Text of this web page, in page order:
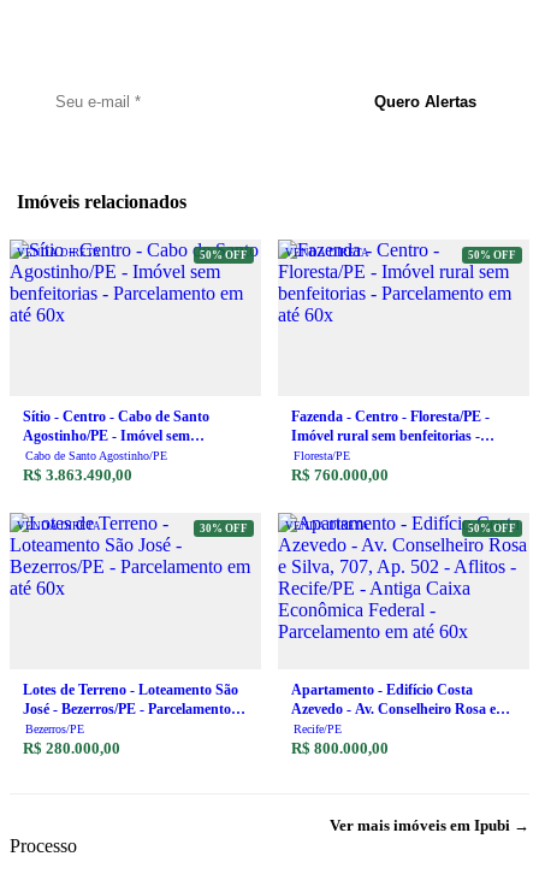
Quero Alertas
Imóveis relacionados
VENDA DIRETA 50% OFF
Sítio - Centro - Cabo de Santo
Agostinho/PE - Imóvel sem
benfeitorias - Parcelamento em até
60x
Cabo de Santo Agostinho/PE
R$ 3.863.490,00
VENDA DIRETA 50% OFF
Fazenda - Centro - Floresta/PE -
Imóvel rural sem benfeitorias -
Parcelamento em até 60x
Floresta/PE
R$ 760.000,00
VENDA DIRETA 30% OFF
Lotes de Terreno - Loteamento São
José - Bezerros/PE - Parcelamento
em até 60x
Bezerros/PE
R$ 280.000,00
VENDA DIRETA 50% OFF
Apartamento - Edifício Costa
Azevedo - Av. Conselheiro Rosa e
Silva, 707, Ap. 502 - Aflitos -
Recife/PE - Antiga Caixa Econômica
Recife/PE
R$ 800.000,00
Ver mais imóveis em Ipubi →
Processo